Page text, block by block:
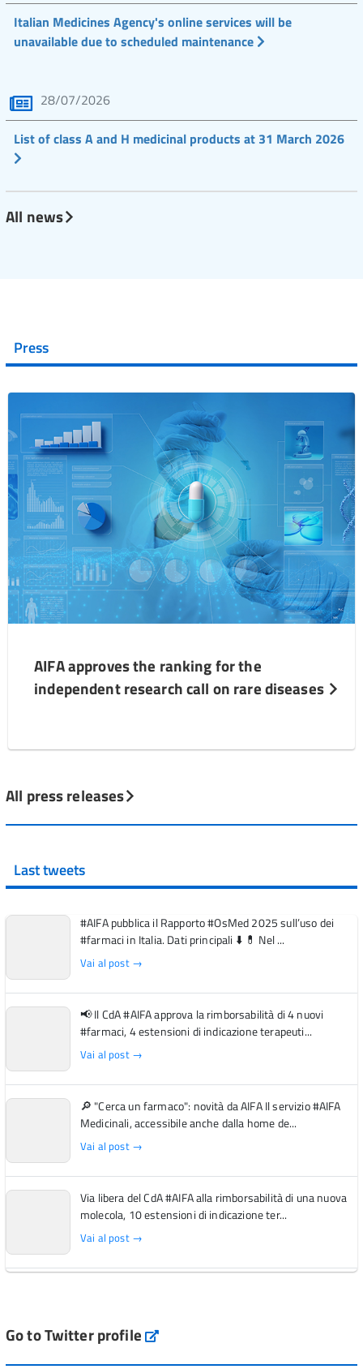
Italian Medicines Agency's online services will be
unavailable due to scheduled maintenance
28/07/2026
List of class A and H medicinal products at 31 March 2026
All news
Press
AIFA approves the ranking for the
independent research call on rare diseases
All press releases
Last tweets
#AIFA pubblica il Rapporto #OsMed 2025 sull’uso dei
#farmaci in Italia. Dati principali ⬇️ 💊 Nel ...
Vai al post →
📢 Il CdA #AIFA approva la rimborsabilità di 4 nuovi
#farmaci, 4 estensioni di indicazione terapeuti...
Vai al post →
🔎 "Cerca un farmaco": novità da AIFA Il servizio #AIFA
Medicinali, accessibile anche dalla home de...
Vai al post →
Via libera del CdA #AIFA alla rimborsabilità di una nuova
molecola, 10 estensioni di indicazione ter...
Vai al post →
Vai al post →
Go to Twitter profile aifa_ufficiale